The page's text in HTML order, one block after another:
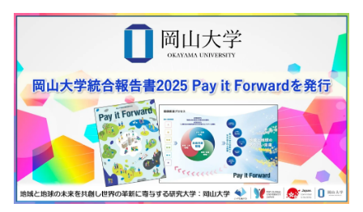
み
込
で
す